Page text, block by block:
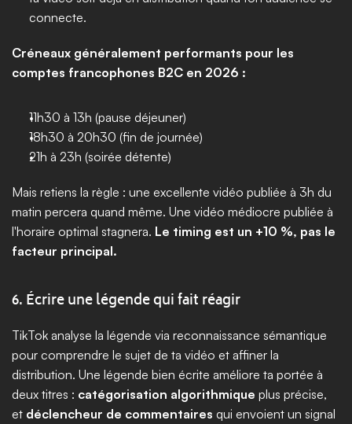
connecte.
Créneaux généralement performants pour les
comptes francophones B2C en 2026 :
11h30 à 13h (pause déjeuner)
18h30 à 20h30 (fin de journée)
21h à 23h (soirée détente)
Mais retiens la règle : une excellente vidéo publiée à 3h du
matin percera quand même. Une vidéo médiocre publiée à
l'horaire optimal stagnera. Le timing est un +10 %, pas le
facteur principal.
6. Écrire une légende qui fait réagir
TikTok analyse la légende via reconnaissance sémantique
pour comprendre le sujet de ta vidéo et affiner la
distribution. Une légende bien écrite améliore ta portée à
deux titres : catégorisation algorithmique plus précise,
et déclencheur de commentaires qui envoient un signal